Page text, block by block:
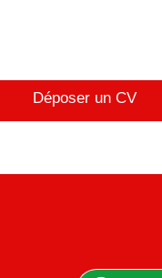
Déposer un CV